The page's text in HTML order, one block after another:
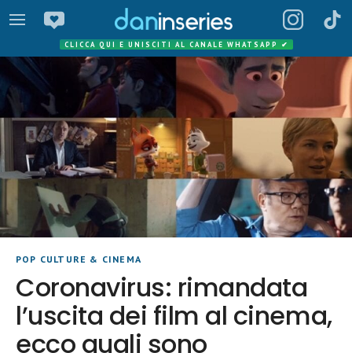
CLICCA QUI E UNISCITI AL CANALE WHATSAPP ✔
POP CULTURE & CINEMA
Coronavirus: rimandata
l’uscita dei film al cinema,
ecco quali sono